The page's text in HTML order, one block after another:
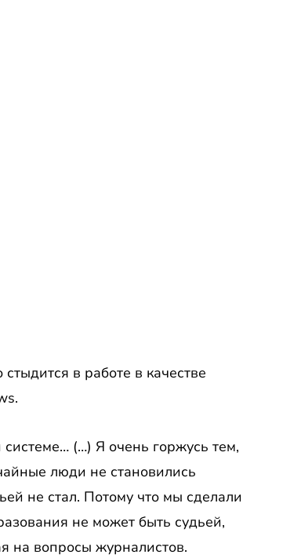
в работе в качестве
(…) Я очень горжусь тем,
люди не становились
не стал. Потому что мы сделали
не может быть судьей,
на вопросы журналистов.